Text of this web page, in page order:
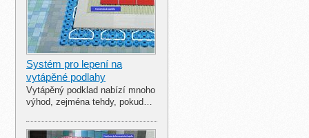
Systém pro lepení na
vytápěné podlahy
Vytápěný podklad nabízí mnoho
výhod, zejména tehdy, pokud…